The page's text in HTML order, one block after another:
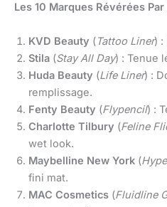
Les 10 Marques Révérées
KVD Beauty (Tattoo Liner) :
Stila (Stay All Day) : Tenue
Huda Beauty (Life Liner) :
remplissage.
Fenty Beauty (Flypencil) :
Charlotte Tilbury (Feline
wet look.
Maybelline New York (
fini mat.
MAC Cosmetics (Fluidline